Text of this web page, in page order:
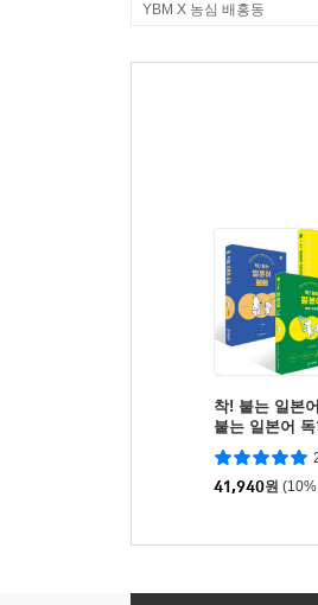
YBM X 농심 배홍동
착! 붙는 일본
붙는 일본어
착! 붙는 일본
트
41,940원